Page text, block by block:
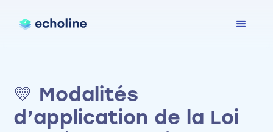
💛 Modalités
d’application de la Loi